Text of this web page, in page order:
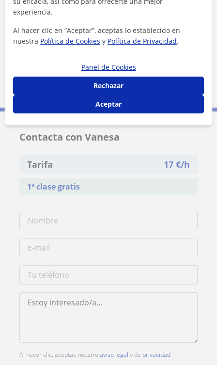
+ −
contributors
Contacta con Vanesa
Tarifa 17 €/h
1ª clase gratis
Al hacer clic, aceptas nuestroaviso legal y de privacidad
experiencia.
Al hacer clic en “Aceptar”, aceptas lo establecido en
nuestra Política de Cookies y Política de Privacidad.
Panel de Cookies
Rechazar
Aceptar